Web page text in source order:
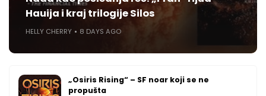
Hauija i kraj trilogije Silos
HELLY CHERRY 8 DAYS AGO
„Osiris Rising“ – SF noar koji se ne
propušta